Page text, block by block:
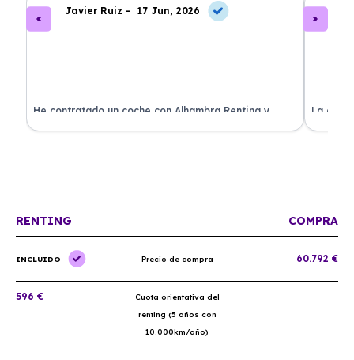
Javier Ruiz - 17 Jun, 2026
He contratado un coche con Alhambra Renting y
estoy impresionado. Todo ha sido transparente y sin
La
RENTING COMPRA
INCLUIDO Precio de compra 60.792 €
596 €
Cuota orientativa del
renting (5 años con
10.000km/año)